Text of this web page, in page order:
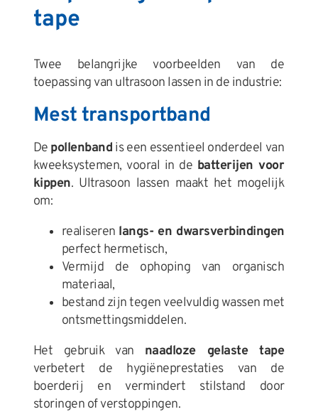
tape
Twee belangrijke voorbeelden van de
toepassing van ultrasoon lassen in de industrie:
Mest transportband
De pollenband is een essentieel onderdeel van
kweeksystemen, vooral in de batterijen voor
kippen. Ultrasoon lassen maakt het mogelijk
om:
realiseren langs- en dwarsverbindingen
perfect hermetisch,
Vermijd de ophoping van organisch
materiaal,
bestand zijn tegen veelvuldig wassen met
ontsmettingsmiddelen.
Het gebruik van naadloze gelaste tape
verbetert de hygiëneprestaties van de
boerderij en vermindert stilstand door
storingen of verstoppingen.